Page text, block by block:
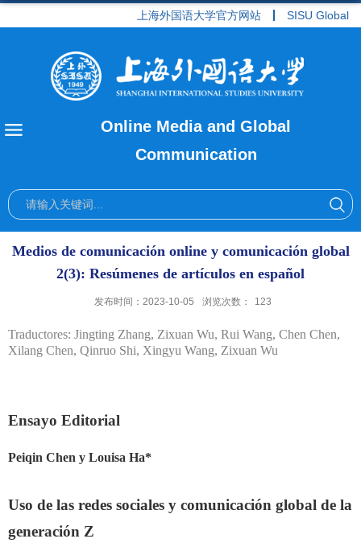
上海外国语大学官方网站 SISU Global
Online Media and Global
Communication
Medios de comunicación online y comunicación global
2(3): Resúmenes de artículos en español
发布时间：2023-10-05 浏览次数： 123
Traductores: Jingting Zhang, Zixuan Wu, Rui Wang, Chen Chen,
Xilang Chen, Qinruo Shi, Xingyu Wang, Zixuan Wu
Ensayo Editorial
Peiqin Chen y Louisa Ha*
Uso de las redes sociales y comunicación global de la
generación Z